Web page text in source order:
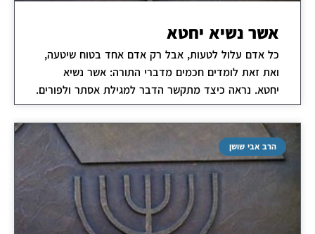
אשר נשיא יחטא
כל אדם עלול לטעות, אבל רק אדם אחד בטוח שיטעה,
ואת זאת לומדים חכמים מדברי התורה: אשר נשיא
יחטא. נראה כיצד מתקשר הדבר למגילת אסתר ולפורים.
הרב אבי שושן